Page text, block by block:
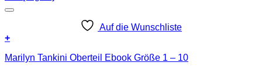
Auf die Wunschliste
+
Marilyn Tankini Oberteil Ebook Größe 1 – 10